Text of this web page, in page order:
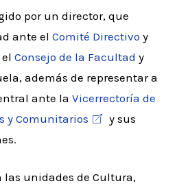
por un director, que
ante elComité Directivo y
elConsejo de la Facultad y
además de representar a
ante laVicerrectoría de
y Comunitarios
y sus
las unidades de Cultura,